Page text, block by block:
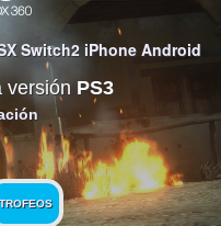
Switch2 iPhone Android
versión PS3
TROFEOS